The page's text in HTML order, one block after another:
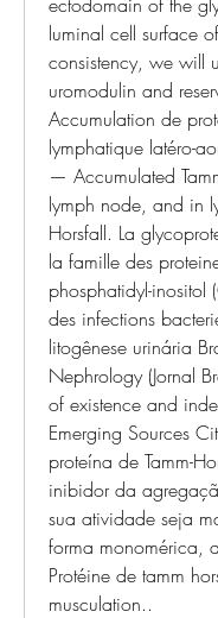
luminal cell surface
consistency, we will
uromodulin and
Accumulation de
lymphatique latéro-
— Accumulated
lymph node, and in
Horsfall. La
la famille des
phosphatidyl-inositol
des infections
litogênese urinária
Nephrology (Jornal
of existence and
Emerging Sources
proteína de Tamm-
inibidor da
sua atividade seja
forma monomérica,
Protéine de tamm
musculation..